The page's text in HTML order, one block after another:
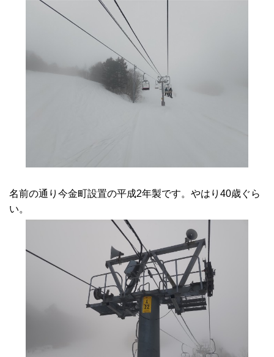
名前の通り今金町設置の平成2年製です。やはり40歳ぐら
い。